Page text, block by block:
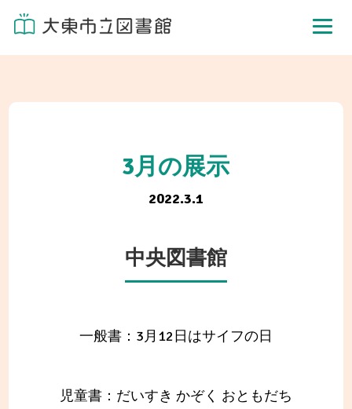
3月の展示
2022.3.1
中央図書館
一般書：3月12日はサイフの日
児童書：だいすき かぞく おともだち